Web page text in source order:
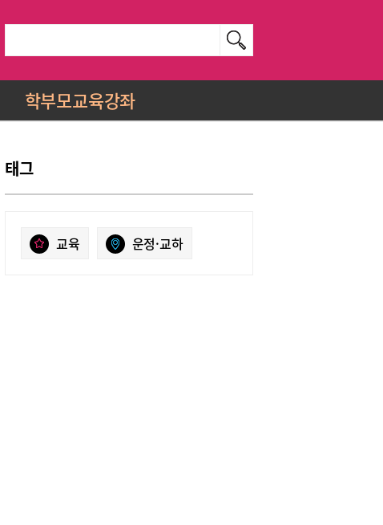
학부모교육강좌
태그
교육 운정·교하